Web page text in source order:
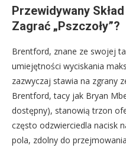
Przewidywany
Zagrać „Pszczoły”?
Brentford, znane ze swojej
umiejętności wyciskania
zazwyczaj stawia na zgrany
Brentford, tacy jak Bryan
dostępny), stanowią trzon
często odzwierciedla nacisk
pola, zdolny do